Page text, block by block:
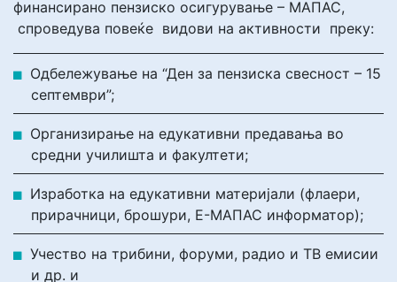
финансирано пензиско осигурување – МАПАС,
спроведува повеќе видови на активности преку:
Одбележување на “Ден за пензиска свесност – 15
септември”;
Организирање на едукативни предавања во
средни училишта и факултети;
Изработка на едукативни материјали (флаери,
прирачници, брошури, Е-МАПАС информатор);
Учество на трибини, форуми, радио и ТВ емисии
и др. и